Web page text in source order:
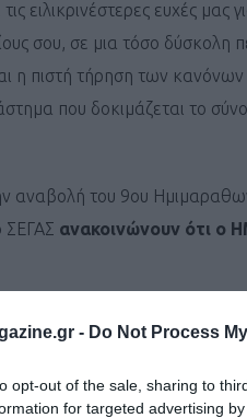
- Do Not Process
opt-out of the sale, sharing to
for targeted advertising
ειλικρινέστερες ευχές
σου, σε μια τόσο δύσκολη
η πιστή τήρηση των κανόνων
που δοκιμάζεται το
αναβολή του 9ου
ΣΕΓΑΣ ανακοινώνουν ότι
δημόσιας υγείας, ο ΣΕΓΑΣ
ότι η νέα αυτή
προσδώσει στον